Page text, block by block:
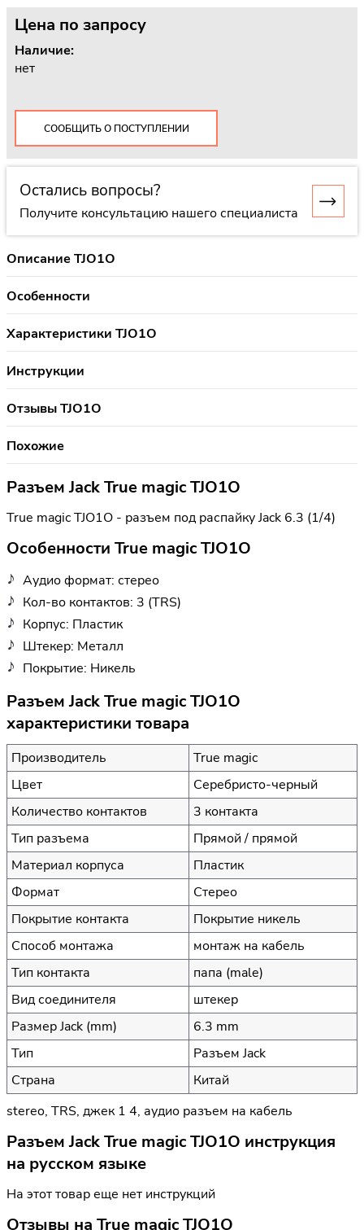
Цена по запросу
Наличие:
нет
СООБЩИТЬ О ПОСТУПЛЕНИИ
Остались вопросы?
Получите консультацию нашего специалиста
Описание TJO1O
Особенности
Характеристики TJO1O
Инструкции
Отзывы TJO1O
Похожие
Разъем Jack True magic TJO1O
True magic TJO1O - разъем под распайку Jack 6.3 (1/4)
Особенности True magic TJO1O
Аудио формат: стерео
Кол-во контактов: 3 (TRS)
Корпус: Пластик
Штекер: Металл
Покрытие: Никель
Разъем Jack True magic TJO1O
характеристики товара
Производитель
True magic
Цвет
Серебристо-черный
Количество контактов
3 контакта
Тип разъема
Прямой / прямой
Материал корпуса
Пластик
Формат
Стерео
Покрытие контакта
Покрытие никель
Способ монтажа
монтаж на кабель
Тип контакта
папа (male)
Вид соединителя
штекер
Размер Jack (mm)
6.3 mm
Тип
Разъем Jack
Страна
Китай
stereo, TRS, джек 1 4, аудио разъем на кабель
Разъем Jack True magic TJO1O инструкция
на русском языке
На этот товар еще нет инструкций
Отзывы на True magic TJO1O